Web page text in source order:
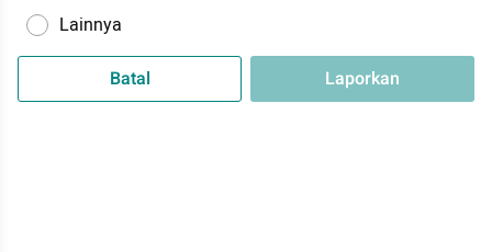
Lainnya
Batal Laporkan